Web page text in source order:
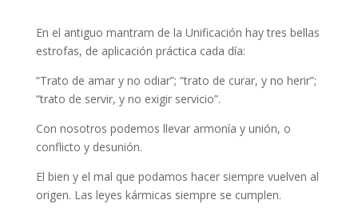
En el antiguo mantram de la Unificación hay tres bellas
estrofas, de aplicación práctica cada día:
“Trato de amar y no odiar”; “trato de curar, y no herir”;
“trato de servir, y no exigir servicio”.
Con nosotros podemos llevar armonía y unión, o
conflicto y desunión.
El bien y el mal que podamos hacer siempre vuelven al
origen. Las leyes kármicas siempre se cumplen.